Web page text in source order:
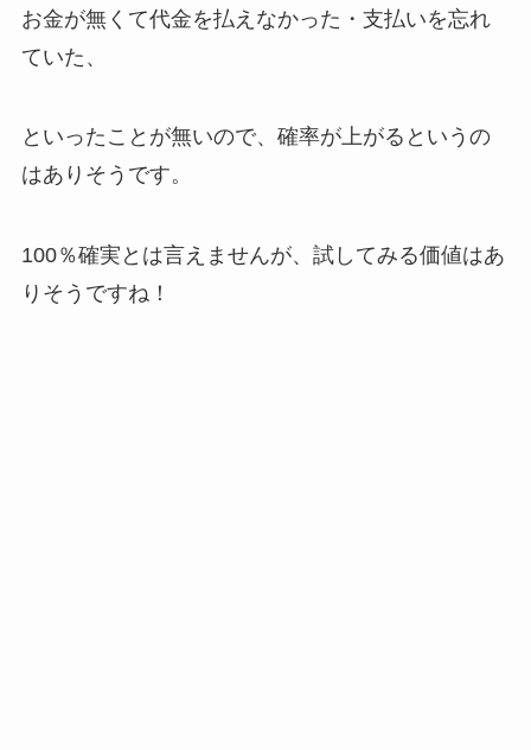
お金が無くて代金を払えなかった・支払いを忘れ
ていた、
といったことが無いので、確率が上がるというの
はありそうです。
100％確実とは言えませんが、試してみる価値はあ
りそうですね！